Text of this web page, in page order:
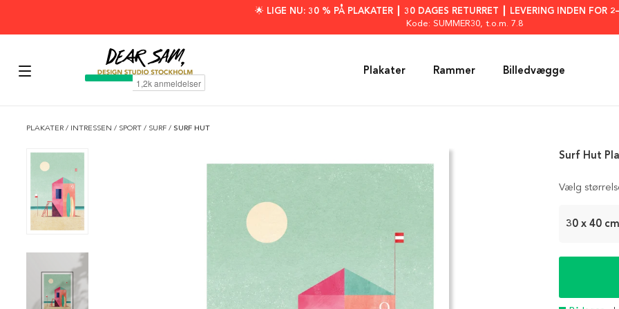
🌟 LIGE NU: 30 % PÅ PLAKATER ┃ 30 DAGES RETURRET ┃ LEVERING INDEN FOR
Kode: SUMMER30, t.o.m. 7.8
Plakater Rammer Billedvægge
PLAKATER / INTRESSEN / SPORT / SURF / SURF HUT
Vælg
30 x 40 cm
Surf Hut